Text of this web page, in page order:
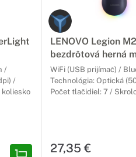
/
/
koliesko
LENOVO Legion
bezdrôtová herná
WiFi (USB prijímač) /
Technológia: Optická
Počet tlačidiel: 7 /
27,35 €